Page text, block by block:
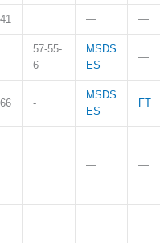
— —
57-55-
6
MSDS
ES
—
-
MSDS
ES
FT
— —
— —